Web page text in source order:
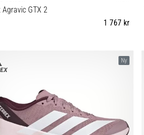
Agravic GTX 2
1 767 kr
41⅓ 42 42⅔ 43⅓ 44 44⅔ 45⅓ 46 46⅔ 47⅓
Ny